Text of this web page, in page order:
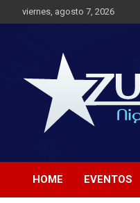
al
viernes, agosto 7, 2026
Azul
HOME EVENTOS